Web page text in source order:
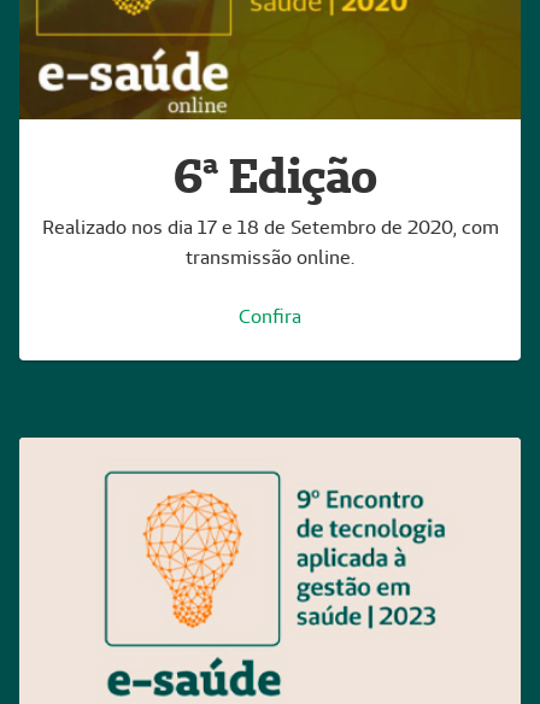
6ª Edição
Realizado nos dia 17 e 18 de Setembro de 2020, com
transmissão online.
Confira